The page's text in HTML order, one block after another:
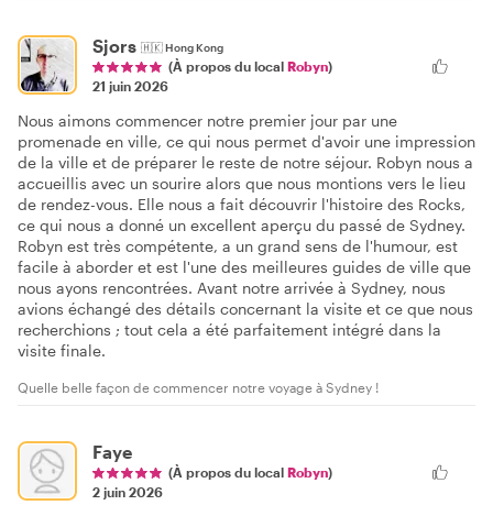
Sjors 🇭🇰Hong Kong
(À propos du local Robyn)
21 juin 2026
Nous aimons commencer notre premier jour par une
promenade en ville, ce qui nous permet d'avoir une impression
de la ville et de préparer le reste de notre séjour. Robyn nous a
accueillis avec un sourire alors que nous montions vers le lieu
de rendez-vous. Elle nous a fait découvrir l'histoire des Rocks,
ce qui nous a donné un excellent aperçu du passé de Sydney.
Robyn est très compétente, a un grand sens de l'humour, est
facile à aborder et est l'une des meilleures guides de ville que
nous ayons rencontrées. Avant notre arrivée à Sydney, nous
avions échangé des détails concernant la visite et ce que nous
recherchions ; tout cela a été parfaitement intégré dans la
visite finale.
Quelle belle façon de commencer notre voyage à Sydney !
Faye
(À propos du local Robyn)
2 juin 2026